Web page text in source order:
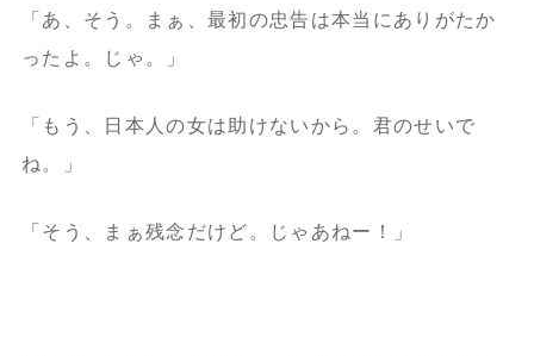
「あ、そう。まぁ、最初の忠告は本当にありがたか
ったよ。じゃ。」
「もう、日本人の女は助けないから。君のせいで
ね。」
「そう、まぁ残念だけど。じゃあねー！」